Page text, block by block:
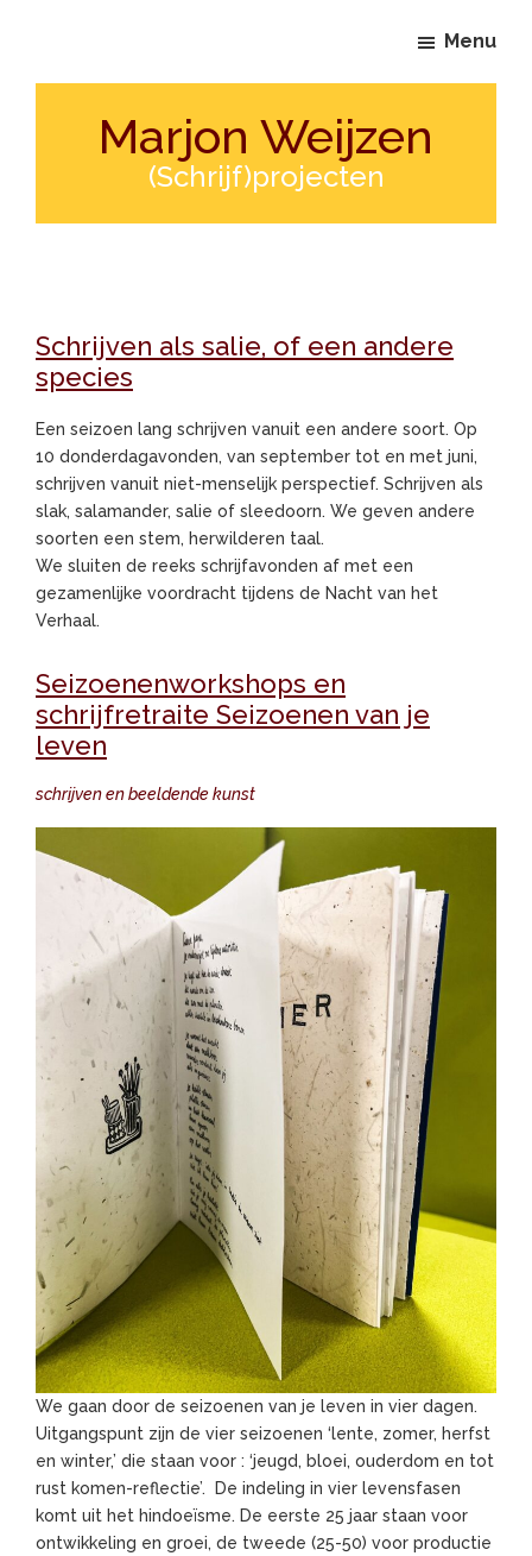
Menu
Marjon Weijzen
(Schrijf)projecten
Schrijven als salie, of een andere
species
Een seizoen lang schrijven vanuit een andere soort. Op
10 donderdagavonden, van september tot en met juni,
schrijven vanuit niet-menselijk perspectief. Schrijven als
slak, salamander, salie of sleedoorn. We geven andere
soorten een stem, herwilderen taal.
We sluiten de reeks schrijfavonden af met een
gezamenlijke voordracht tijdens de Nacht van het
Verhaal.
Seizoenenworkshops en
schrijfretraite Seizoenen van je
leven
schrijven en beeldende kunst
We gaan door de seizoenen van je leven in vier dagen.
Uitgangspunt zijn de vier seizoenen ‘lente, zomer, herfst
en winter,’ die staan voor : ‘jeugd, bloei, ouderdom en tot
rust komen-reflectie’. De indeling in vier levensfasen
komt uit het hindoeïsme. De eerste 25 jaar staan voor
ontwikkeling en groei, de tweede (25-50) voor productie